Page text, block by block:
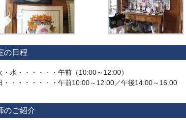
の日程
・水・・・・・・午前（10:00～12:00）
・・・・・・・・午前10:00～12:00／午後14:00～16:00
のご紹介